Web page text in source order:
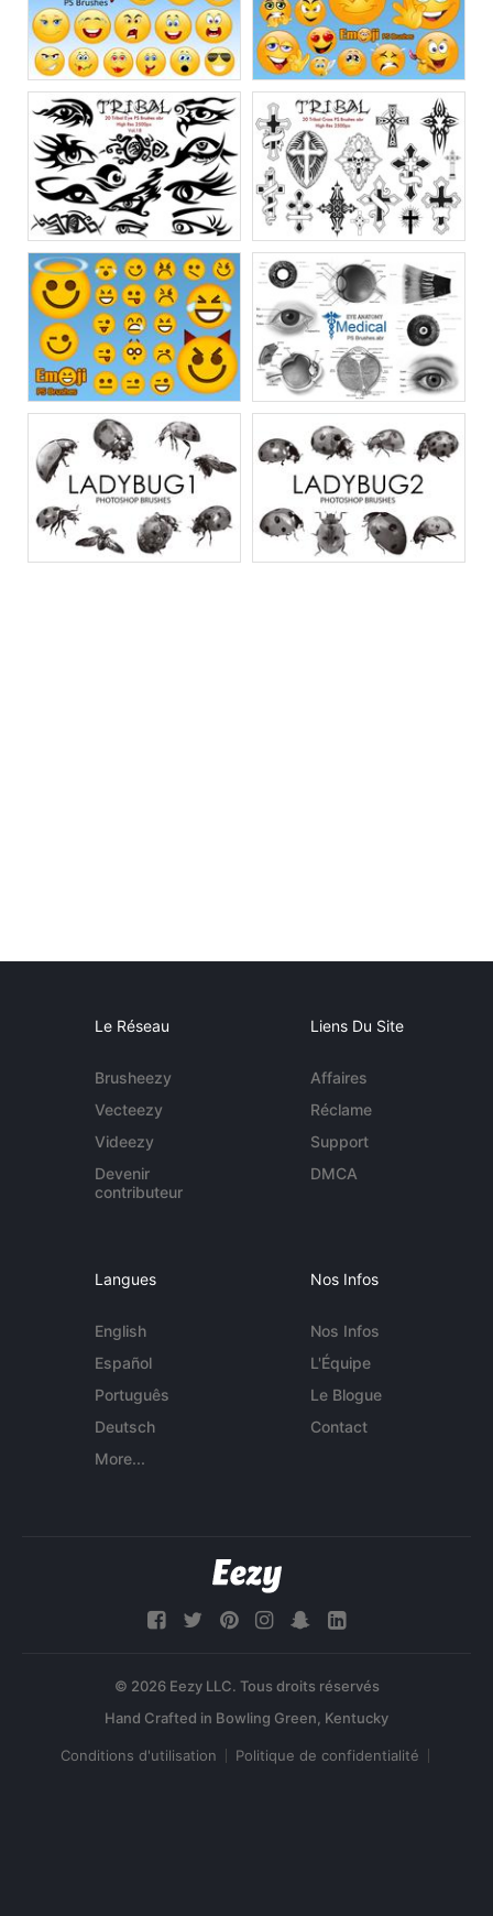
Le Réseau
Brusheezy
Vecteezy
Videezy
Devenir
contributeur
Liens Du Site
Affaires
Réclame
Support
DMCA
Langues
English
Español
Português
Deutsch
More...
Nos Infos
Nos Infos
L'Équipe
Le Blogue
Contact
© 2026 Eezy LLC. Tous droits réservés
Conditions d'utilisation Politique de confidentialité